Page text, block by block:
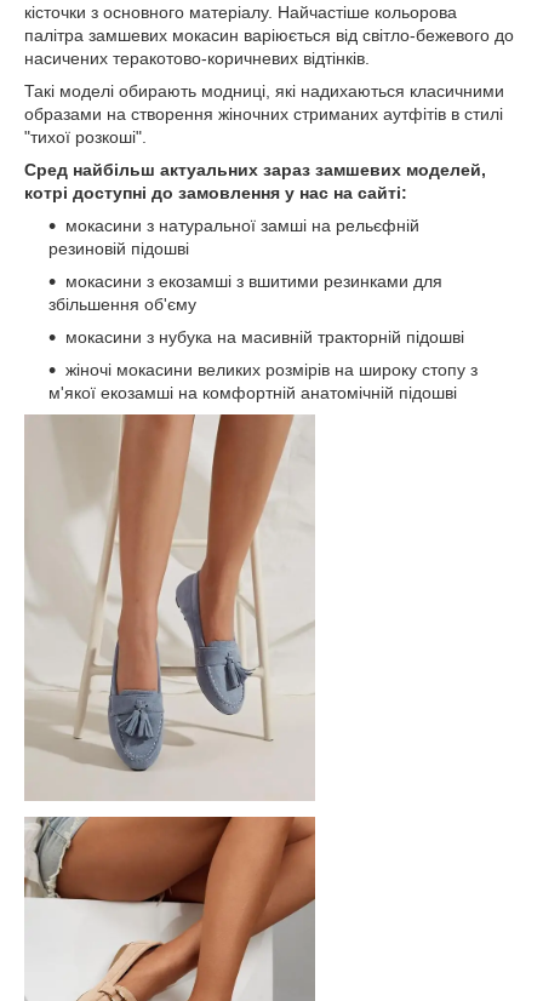
кісточки з основного матеріалу. Найчастіше кольорова
палітра замшевих мокасин варіюється від світло-бежевого до
насичених теракотово-коричневих відтінків.
Такі моделі обирають модниці, які надихаються класичними
образами на створення жіночних стриманих аутфітів в стилі
"тихої розкоші".
Сред найбільш актуальних зараз замшевих моделей,
котрі доступні до замовлення у нас на сайті:
мокасини з натуральної замші на рельєфній
резиновій підошві
мокасини з екозамші з вшитими резинками для
збільшення об'єму
мокасини з нубука на масивній тракторній підошві
жіночі мокасини великих розмірів на широку стопу з
м'якої екозамші на комфортній анатомічній підошві